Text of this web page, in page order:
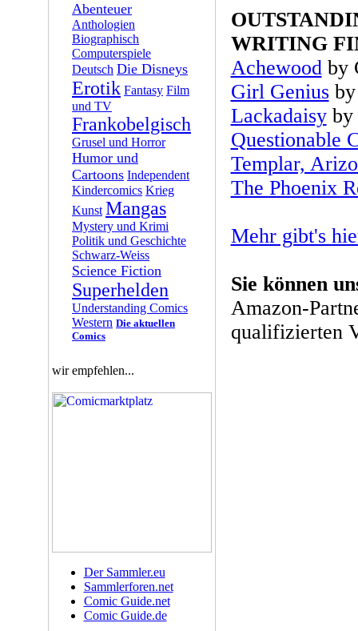
Abenteuer
Anthologien
Biographisch
Computerspiele
Deutsch Die Disneys
Erotik Fantasy Film
und TV
Frankobelgisch
Grusel und Horror
Humor und
Cartoons Independent
Kindercomics Krieg
Kunst Mangas
Mystery und Krimi
Politik und Geschichte
Schwarz-Weiss
Science Fiction
Superhelden
Understanding Comics
Western Die aktuellen
Comics
wir empfehlen...
Der Sammler.eu
Sammlerforen.net
Comic Guide.net
Comic Guide.de
WRITING
Achewoodby
Girl Geniusby
Lackadaisyby
Questionable
Templar,
The Phoenix
Mehr gibt's
Sie können
Amazon-
qualifizierten